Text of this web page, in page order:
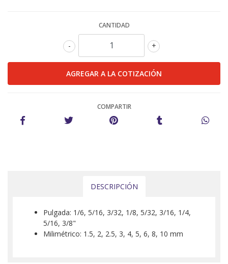
CANTIDAD
+
-
COMPARTIR
DESCRIPCIÓN
Pulgada: 1/6, 5/16, 3/32, 1/8, 5/32, 3/16, 1/4,
5/16, 3/8"
Milimétrico: 1.5, 2, 2.5, 3, 4, 5, 6, 8, 10 mm